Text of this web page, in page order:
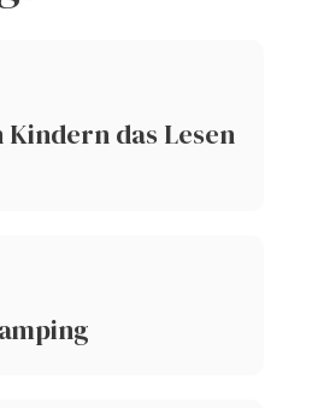
Kindern das Lesen